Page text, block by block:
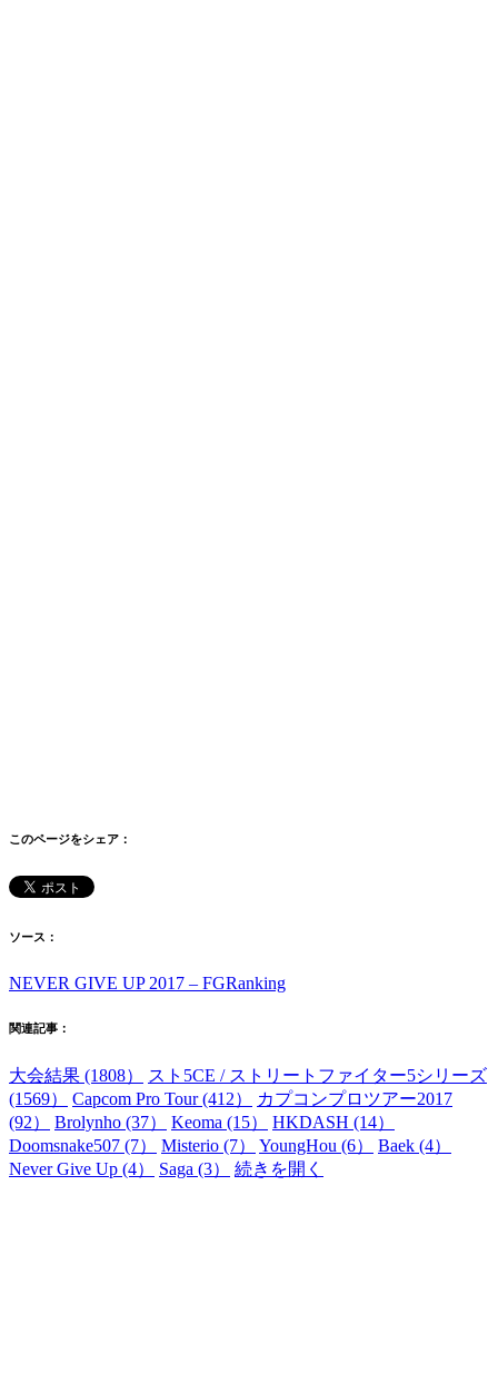
このページをシェア：
ソース：
NEVER GIVE UP 2017 – FGRanking
関連記事：
大会結果 (1808）
スト5CE / ストリートファイター5シリーズ
(1569）
Capcom Pro Tour (412）
カプコンプロツアー2017
(92）
Brolynho (37） Keoma (15）
HKDASH (14）
Doomsnake507 (7）
Misterio (7） YoungHou (6）
Baek (4）
Never Give Up (4）
Saga (3） 続きを開く